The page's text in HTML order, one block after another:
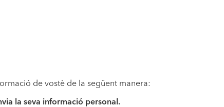
de vostè de la següent manera:
la seva informació personal.